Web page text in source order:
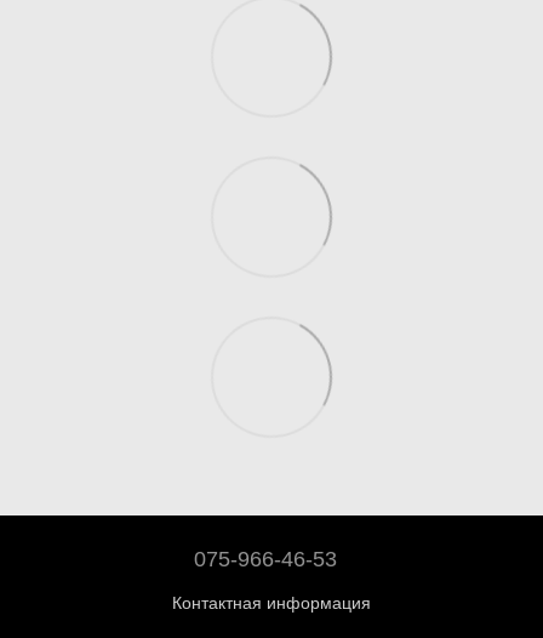
075-966-46-53
Контактная информация